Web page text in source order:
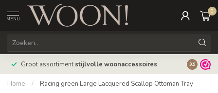
MENU
0
Groot assortimentstijlvolle woonaccessoires 9.9
Home / Racing green Large Lacquered Scallop Ottoman Tray